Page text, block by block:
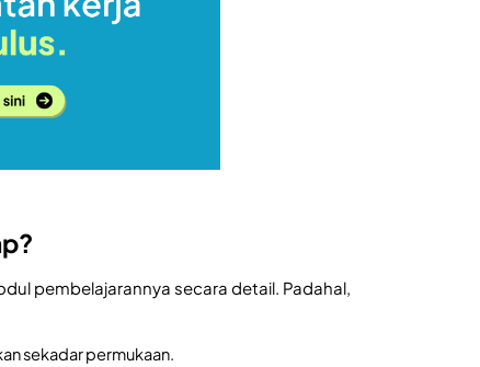
pembelajarannya secara detail. Padahal,
sekadar permukaan.